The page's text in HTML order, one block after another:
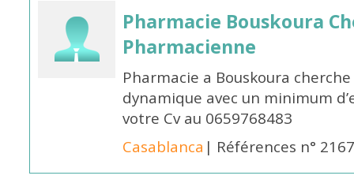
Pharmacie Bouskoura
Pharmacienne
Pharmacie a Bouskoura
dynamique avec un minimum
votre Cv au 0659768483
Casablanca | Références n°